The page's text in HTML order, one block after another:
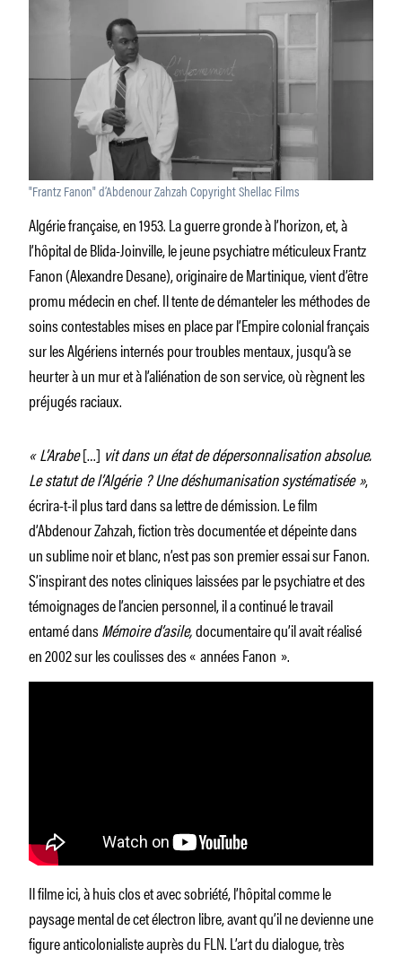
"Frantz Fanon" d’Abdenour Zahzah Copyright Shellac Films
Algérie française, en 1953. La guerre gronde à l’horizon, et, à
l’hôpital de Blida-Joinville, le jeune psychiatre méticuleux Frantz
Fanon (Alexandre Desane), originaire de Martinique, vient d’être
promu médecin en chef. Il tente de démanteler les méthodes de
soins contestables mises en place par l’Empire colonial français
sur les Algériens internés pour troubles mentaux, jusqu’à se
heurter à un mur et à l’aliénation de son service, où règnent les
préjugés raciaux.
« L’Arabe[…] vit dans un état de dépersonnalisation absolue.
Le statut de l’Algérie ? Une déshumanisation systématisée »,
écrira-t-il plus tard dans sa lettre de démission. Le film
d’Abdenour Zahzah, fiction très documentée et dépeinte dans
un sublime noir et blanc, n’est pas son premier essai sur Fanon.
S’inspirant des notes cliniques laissées par le psychiatre et des
témoignages de l’ancien personnel, il a continué le travail
entamé dansMémoire d’asile,documentaire qu’il avait réalisé
en 2002 sur les coulisses des « années Fanon ».
Il filme ici, à huis clos et avec sobriété, l’hôpital comme le
paysage mental de cet électron libre, avant qu’il ne devienne une
figure anticolonialiste auprès du FLN. L’art du dialogue, très